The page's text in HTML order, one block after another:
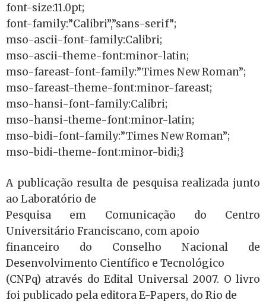
font-size:11.0pt;
font-family:”Calibri”,”sans-serif”;
mso-ascii-font-family:Calibri;
mso-ascii-theme-font:minor-latin;
mso-fareast-font-family:”Times New Roman”;
mso-fareast-theme-font:minor-fareast;
mso-hansi-font-family:Calibri;
mso-hansi-theme-font:minor-latin;
mso-bidi-font-family:”Times New Roman”;
mso-bidi-theme-font:minor-bidi;}
A publicação resulta de pesquisa realizada junto
ao Laboratório de
Pesquisa em Comunicação do Centro
Universitário Franciscano, com apoio
financeiro do Conselho Nacional de
Desenvolvimento Científico e Tecnológico
(CNPq) através do Edital Universal 2007. O livro
foi publicado pela editora E-Papers, do Rio de